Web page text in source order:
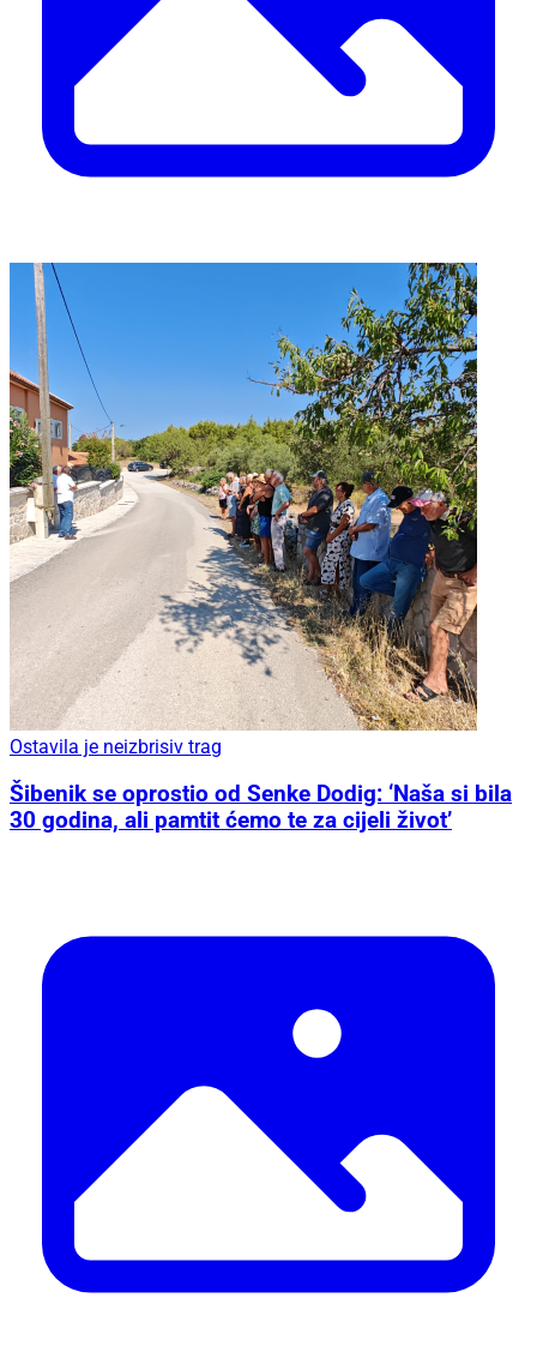
Ostavila je neizbrisiv trag
Šibenik se oprostio od Senke Dodig: ‘Naša si bila
30 godina, ali pamtit ćemo te za cijeli život’